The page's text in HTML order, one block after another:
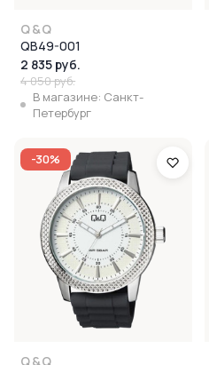
Q&Q
QB49-001
2 835 руб.
4 050 руб.
В магазине: Санкт-
Петербург
-30%
Q&Q